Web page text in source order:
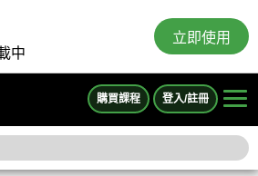
中
立即使用
購買課程 登入/註冊